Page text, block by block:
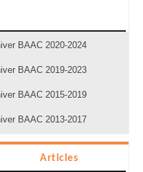
BAAC 2020-2024
BAAC 2019-2023
BAAC 2015-2019
BAAC 2013-2017
Articles